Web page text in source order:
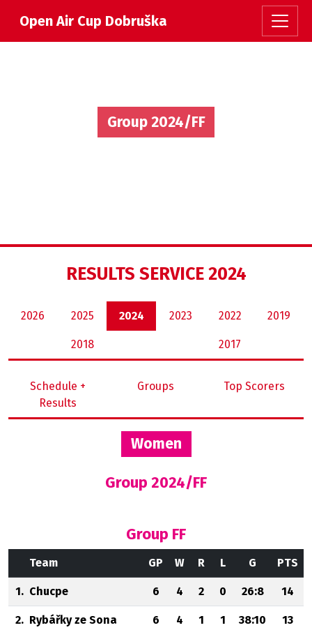
Open Air Cup Dobruška
Group 2024/FF
RESULTS SERVICE 2024
2026 2025 2024 2023 2022 2019
2018 2017
Schedule +
Results
Groups Top Scorers
Women
Group 2024/FF
Group FF
Team GP W R L G PTS
1. Chucpe 6 4 2 0 26:8 14
2. Rybářky ze Sona 6 4 1 1 38:10 13